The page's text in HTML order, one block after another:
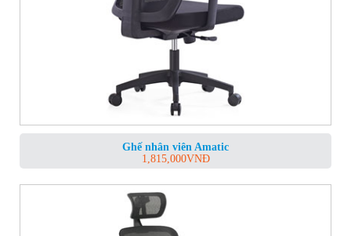
Ghế nhân viên Amatic
1,815,000VNĐ